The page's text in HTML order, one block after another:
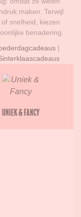
maken. Terwijl
snelheid, kiezen
benadering.
|
Uniek & Fancy